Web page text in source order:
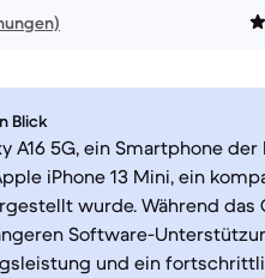
Blick
A16 5G, ein Smartphone
iPhone 13 Mini, ein
wurde. Während das
Software-
und ein